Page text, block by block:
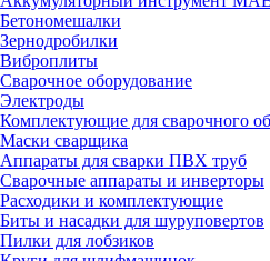
Бетономешалки
Зернодробилки
Виброплиты
Сварочное оборудование
Электроды
Комплектующие для сварочного
Маски сварщика
Аппараты для сварки ПВХ труб
Сварочные аппараты и инверторы
Расходики и комплектующие
Биты и насадки для шуруповертов
Пилки для лобзиков